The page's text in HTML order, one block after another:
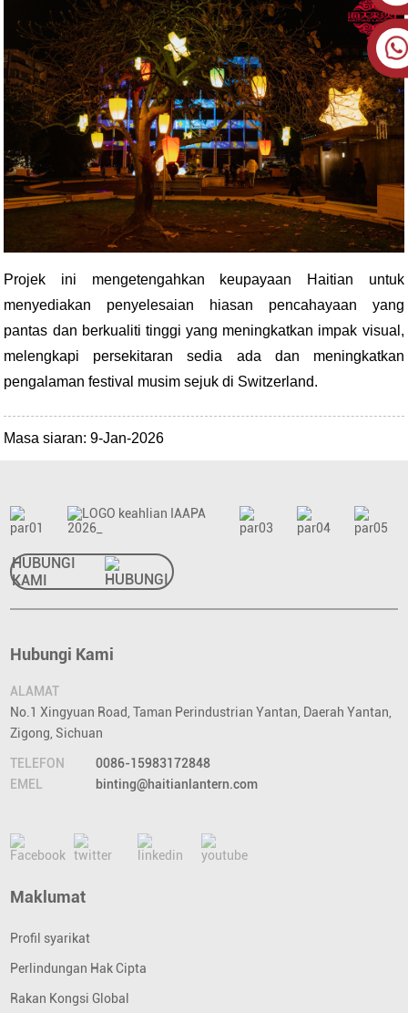
Projek ini mengetengahkan keupayaan Haitian untuk
menyediakan penyelesaian hiasan pencahayaan yang
pantas dan berkualiti tinggi yang meningkatkan impak visual,
melengkapi persekitaran sedia ada dan meningkatkan
pengalaman festival musim sejuk di Switzerland.
Masa siaran: 9-Jan-2026
HUBUNGI
KAMI
Hubungi Kami
ALAMAT
No.1 Xingyuan Road, Taman Perindustrian Yantan, Daerah Yantan,
Zigong, Sichuan
TELEFON
0086-15983172848
EMEL
binting@haitianlantern.com
Maklumat
Profil syarikat
Perlindungan Hak Cipta
Rakan Kongsi Global